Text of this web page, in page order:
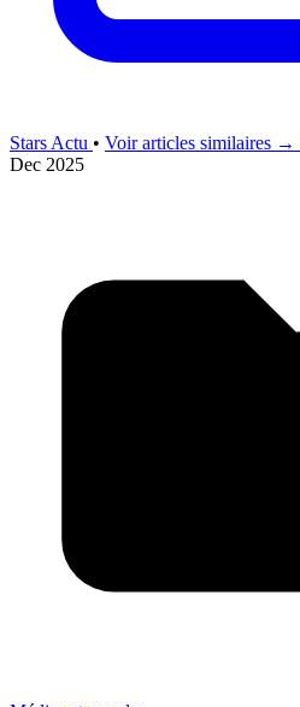
Stars Actu • Voir articles similaires →
Dec 2025